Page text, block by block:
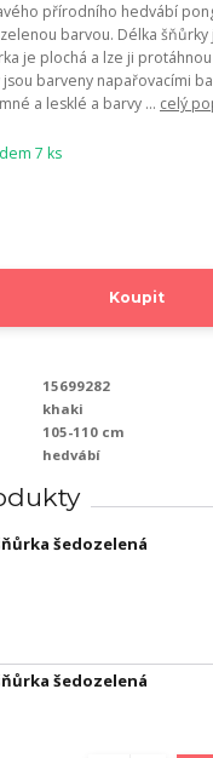
přírodního hedvábí
barvou. Délka šňůrky
je plochá a lze ji
barveny napařovacími
a lesklé a barvy ... celý
7 ks
Koupit
15699282
khaki
105-110 cm
hedvábí
šedozelená
šedozelená